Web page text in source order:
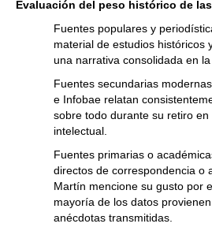
Evaluación del peso histórico de
Fuentes populares y
material de estudios históricos
una narrativa consolidada en
Fuentes secundarias
e Infobae relatan
sobre todo durante su retiro
intelectual.
Fuentes primarias o
directos de correspondencia o
Martín mencione su gusto por
mayoría de los datos
anécdotas transmitidas.